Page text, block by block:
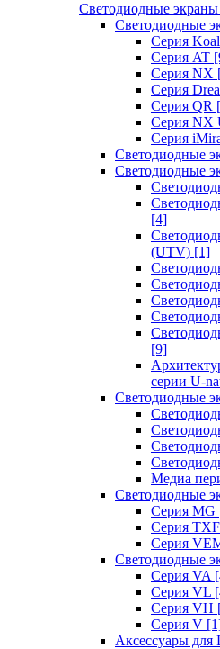
Светодиодные экраны
Светодиодные
Cерия
Серия AT
Серия NX
Серия
Серия QR
Серия NX
Серия
Светодиодные
Светодиодные
[4]
(UTV) [1]
[9]
серии U-
Светодиодные
Медиа
Светодиодные
Серия MG
Серия TXF
Серия
Светодиодные
Серия VA
Серия VL
Серия VH
Серия V
Аксессуары для